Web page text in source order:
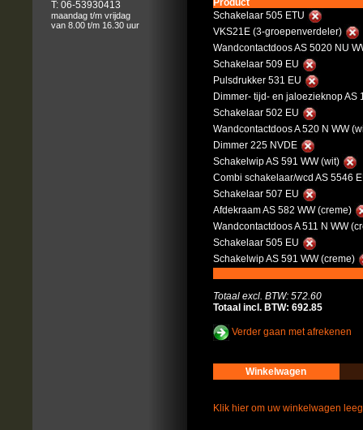
T: 06-53930413
maandag t/m vrijdag
van 8.00 t/m 16.30 uur
Product
Schakelaar 505 ETU
VKS21E (3-groepenverdeler)
Wandcontactdoos AS 5020 NU
Schakelaar 509 EU
Pulsdrukker 531 EU
Dimmer- tijd- en jaloezieknop AS
Schakelaar 502 EU
Wandcontactdoos A 520 N WW
Dimmer 225 NVDE
Schakelwip AS 591 WW (wit)
Combi schakelaar/wcd AS 5546
Schakelaar 507 EU
Afdekraam AS 582 WW (creme)
Wandcontactdoos A 511 N WW
Schakelaar 505 EU
Schakelwip AS 591 WW (creme)
Totaal excl. BTW: 572.60
Totaal incl. BTW: 692.85
Verder gaan met afrekenen
Winkelwagen
Klik hier om uw winkelwagen